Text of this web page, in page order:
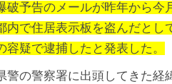
予告のメールが昨年から今
で住居表示板を盗んだとし
疑で逮捕したと発表した。
の警察署に出頭してきた経